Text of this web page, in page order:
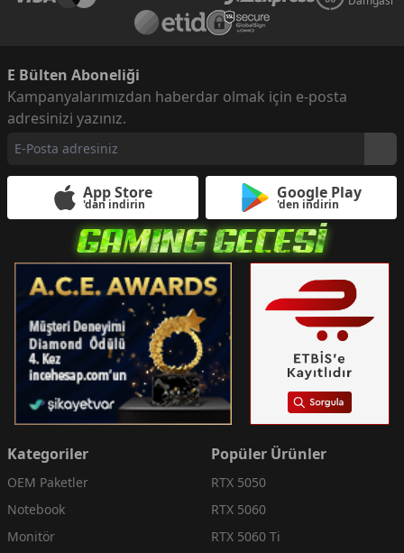
E Bülten Aboneliği
Kampanyalarımızdan haberdar olmak için e-posta
adresinizi yazınız.
App Store
'dan indirin
Google Play
'den indirin
Kategoriler
OEM Paketler
Notebook
Monitör
Popüler Ürünler
RTX 5050
RTX 5060
RTX 5060 Ti